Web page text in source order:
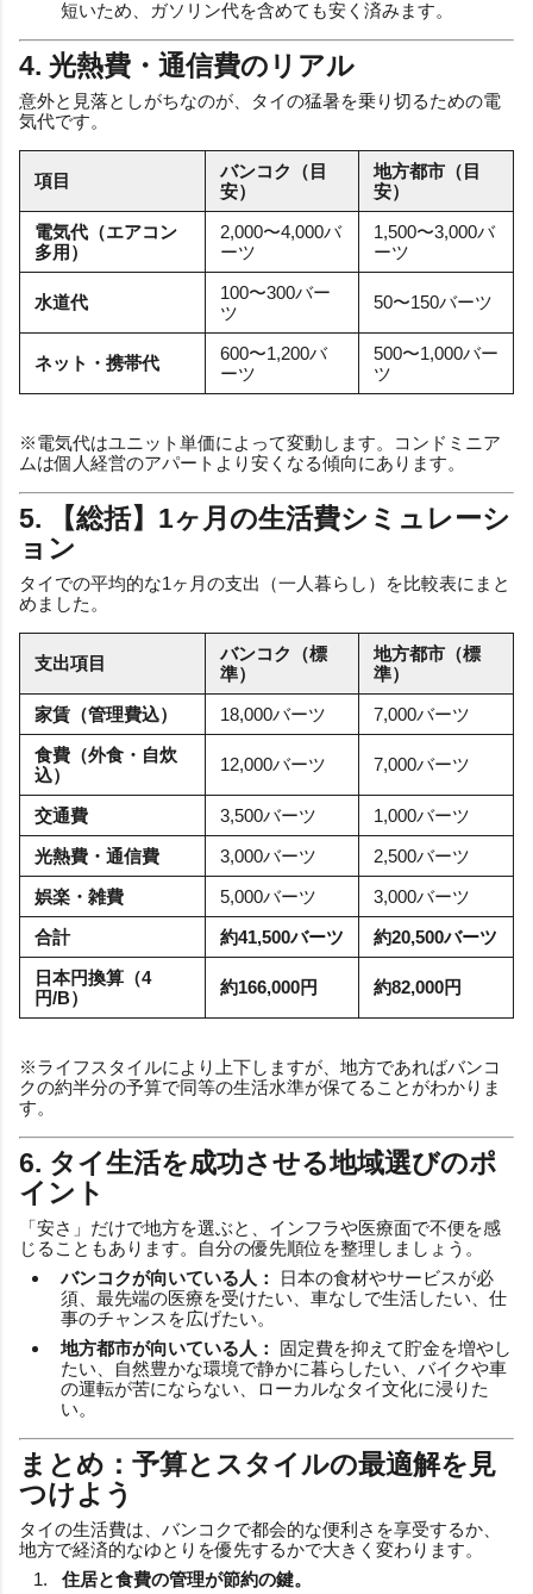
短いため、ガソリン代を含めても安く済みます。
4. 光熱費・通信費のリアル
意外と見落としがちなのが、タイの猛暑を乗り切るための電
気代です。
項目
バンコク（目
安）
地方都市（目
安）
電気代（エアコン
多用）
2,000〜4,000バ
ーツ
1,500〜3,000バ
ーツ
水道代
100〜300バー
ツ
50〜150バーツ
ネット・携帯代
600〜1,200バ
ーツ
500〜1,000バー
ツ
※電気代はユニット単価によって変動します。コンドミニア
ムは個人経営のアパートより安くなる傾向にあります。
5. 【総括】1ヶ月の生活費シミュレーシ
ョン
タイでの平均的な1ヶ月の支出（一人暮らし）を比較表にまと
めました。
支出項目
バンコク（標
準）
地方都市（標
準）
家賃（管理費込）
18,000バーツ
7,000バーツ
食費（外食・自炊
込）
12,000バーツ 7,000バーツ
交通費 3,500バーツ
1,000バーツ
光熱費・通信費
3,000バーツ
2,500バーツ
娯楽・雑費
5,000バーツ
3,000バーツ
合計
約41,500バーツ
約20,500バーツ
日本円換算（4
円/B）
約166,000円 約82,000円
※ライフスタイルにより上下しますが、地方であればバンコ
クの約半分の予算で同等の生活水準が保てることがわかりま
す。
6. タイ生活を成功させる地域選びのポ
イント
「安さ」だけで地方を選ぶと、インフラや医療面で不便を感
じることもあります。自分の優先順位を整理しましょう。
バンコクが向いている人：
日本の食材やサービスが必
須、最先端の医療を受けたい、車なしで生活したい、仕
事のチャンスを広げたい。
地方都市が向いている人：
固定費を抑えて貯金を増やし
たい、自然豊かな環境で静かに暮らしたい、バイクや車
の運転が苦にならない、ローカルなタイ文化に浸りた
い。
まとめ：予算とスタイルの最適解を見
つけよう
タイの生活費は、バンコクで都会的な便利さを享受するか、
地方で経済的なゆとりを優先するかで大きく変わります。
住居と食費の管理が節約の鍵。